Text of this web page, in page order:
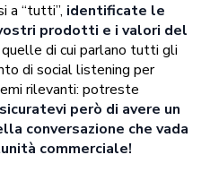
a “tutti”, identificate le
prodotti e i valori del
di cui parlano tutti gli
di social listening per
rilevanti: potreste
però di avere un
conversazione che vada
commerciale!